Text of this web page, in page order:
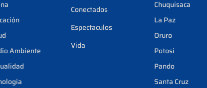
Ambiente
Conectados
Espectaculos
Vida
Chuquisaca
La Paz
Oruro
Potosí
Pando
Santa Cruz